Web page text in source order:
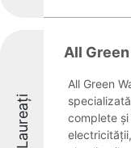
Laureați
All
All Green
complete